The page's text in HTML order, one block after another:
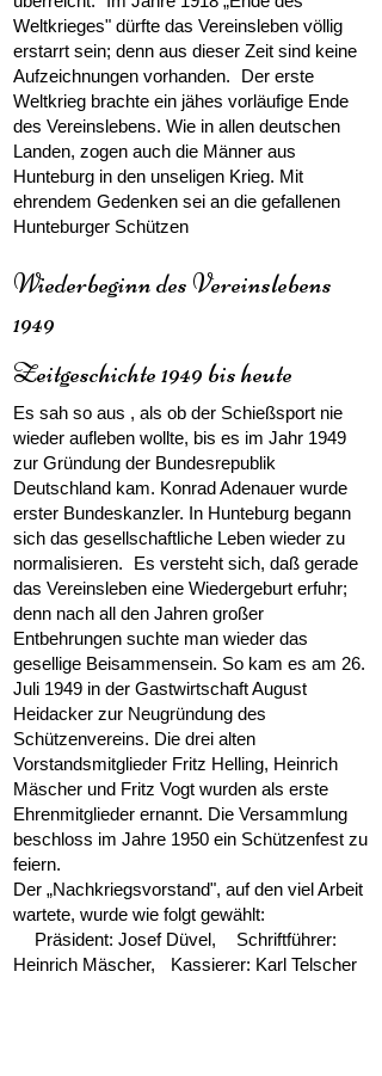
Weltkrieges" dürfte das Vereinsleben völlig
erstarrt sein; denn aus dieser Zeit sind keine
Aufzeichnungen vorhanden. Der erste
Weltkrieg brachte ein jähes vorläufige Ende
des Vereinslebens. Wie in allen deutschen
Landen, zogen auch die Männer aus
Hunteburg in den unseligen Krieg. Mit
ehrendem Gedenken sei an die gefallenen
Hunteburger Schützen
Wiederbeginn des Vereinslebens
1949
Zeitgeschichte 1949 bis heute
Es sah so aus , als ob der Schießsport nie
wieder aufleben wollte, bis es im Jahr 1949
zur Gründung der Bundesrepublik
Deutschland kam. Konrad Adenauer wurde
erster Bundeskanzler. In Hunteburg begann
sich das gesellschaftliche Leben wieder zu
normalisieren. Es versteht sich, daß gerade
das Vereinsleben eine Wiedergeburt erfuhr;
denn nach all den Jahren großer
Entbehrungen suchte man wieder das
gesellige Beisammensein. So kam es am 26.
Juli 1949 in der Gastwirtschaft August
Heidacker zur Neugründung des
Schützenvereins. Die drei alten
Vorstandsmitglieder Fritz Helling, Heinrich
Mäscher und Fritz Vogt wurden als erste
Ehrenmitglieder ernannt. Die Versammlung
beschloss im Jahre 1950 ein Schützenfest zu
feiern.
Der „Nachkriegsvorstand", auf den viel Arbeit
wartete, wurde wie folgt gewählt:
Präsident: Josef Düvel, Schriftführer:
Heinrich Mäscher, Kassierer: Karl Telscher